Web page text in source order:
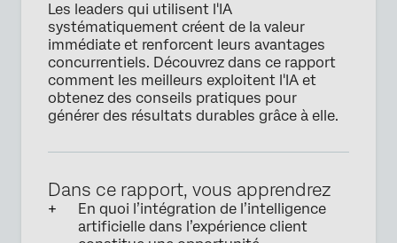
Les leaders qui utilisent l'IA
systématiquement créent de la valeur
immédiate et renforcent leurs avantages
concurrentiels. Découvrez dans ce rapport
comment les meilleurs exploitent l'IA et
obtenez des conseils pratiques pour
générer des résultats durables grâce à elle.
Dans ce rapport, vous apprendrez
En quoi l’intégration de l’intelligence
artificielle dans l’expérience client